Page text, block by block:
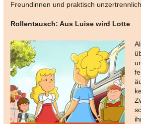
Freundinnen und praktisch
Rollentausch: Aus Luise wird Lotte